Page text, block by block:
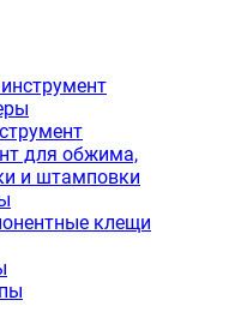
для обжима,
и штамповки
клещи